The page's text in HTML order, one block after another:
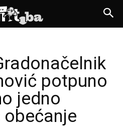
potpuno
jedno